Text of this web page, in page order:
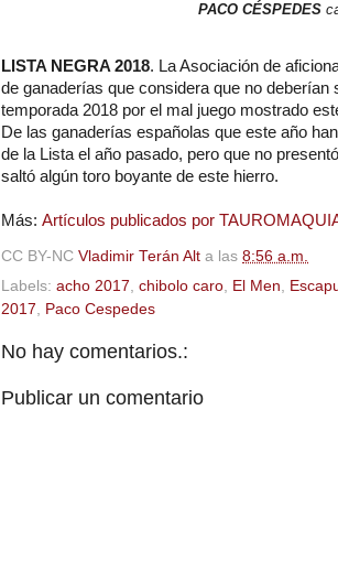
PACO CÉSPEDES
LISTA NEGRA 2018. La Asociación de
de ganaderías que considera que no
temporada 2018 por el mal juego mostrado
De las ganaderías españolas que este año
de la Lista el año pasado, pero que no
saltó algún toro boyante de este hierro.
Más: Artículos publicados por
CC BY-NC Vladimir Terán Alt a las 8:56 a.m.
Labels: acho 2017, chibolo caro, El Men,
2017, Paco Cespedes
No hay comentarios.:
Publicar un comentario